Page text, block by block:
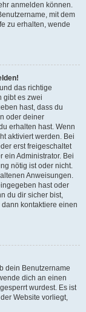
anmelden können.
mit dem
zu erhalten, wende
das richtige
gibt es zwei
hast, dass du
oder deiner
erhalten hast. Wenn
aktiviert werden. Bei
erst freigeschaltet
ein Administrator. Bei
nötig ist oder nicht.
Anweisungen.
hast oder
du dir sicher bist,
kontaktiere einen
dein Benutzername
dich an einen
wurdest. Es ist
Website vorliegt,